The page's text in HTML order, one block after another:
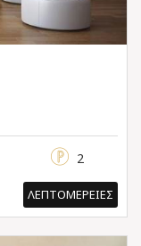
2
ΛΕΠΤΟΜΕΡΕΙΕΣ